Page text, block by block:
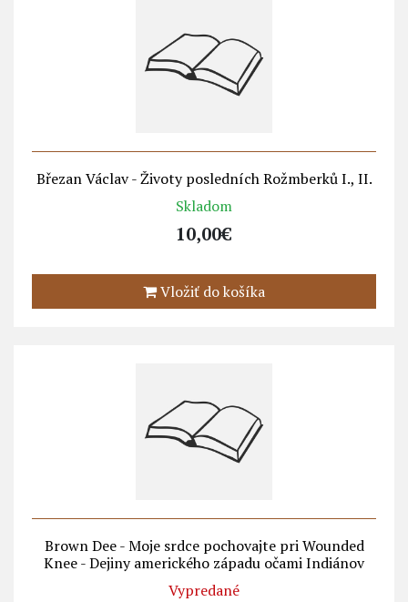
Březan Václav - Životy posledních Rožmberků I., II.
Skladom
10,00€
Vložiť do košíka
Brown Dee - Moje srdce pochovajte pri Wounded
Knee - Dejiny amerického západu očami Indiánov
Vypredané